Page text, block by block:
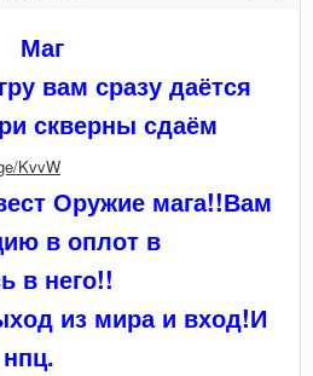
Маг
вам сразу даётся
скверны сдаём
KvvW
Оружие мага!!Вам
в оплот в
в него!!
из мира и вход!И